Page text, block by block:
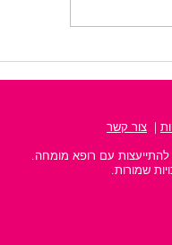
מעבר לבוטוקס
| צור קשר
להתייעצות עם רופא מומחה.